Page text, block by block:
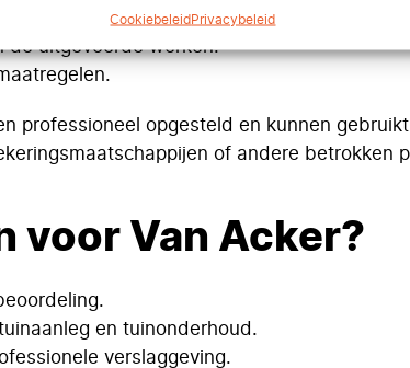
CookiebeleidPrivacybeleid
de uitgevoerde werken.
professioneel opgesteld en kunnen
of andere betrokken
voor Van Acker?
en tuinonderhoud.
verslaggeving.